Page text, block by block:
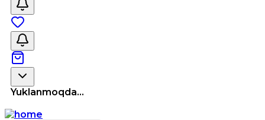
Yuklanmoqda...